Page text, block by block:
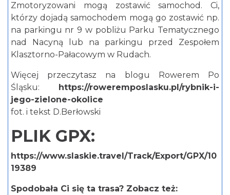
Zmotoryzowani mogą zostawić samochod. Ci,
którzy dojadą samochodem mogą go zostawić np.
na parkingu nr 9 w pobliżu Parku Tematycznego
nad Nacyną lub na parkingu przed Zespołem
Klasztorno-Pałacowym w Rudach.
Więcej przeczytasz na blogu Rowerem Po
Śląsku:
https://roweremposlasku.pl/rybnik-i-
jego-zielone-okolice
fot. i tekst D.Berłowski
PLIK GPX:
https://www.slaskie.travel/Track/Export/GPX/10
19389
Spodobała Ci się ta trasa? Zobacz też: